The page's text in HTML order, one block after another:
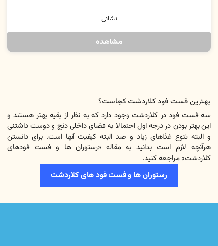
نشانی
مشاهده
بهترین فست فود کلاردشت کجاست؟
سه فست فود در کلاردشت وجود دارد که به نظر از بقیه بهتر هستند و
این بهتر بودن در درجه اول احتمالا به فضای داخلی دنج و دوست داشتنی
و البته تنوع غذاهای زیاد و صد البته کیفیت آنها است. برای دانستن
هرآنچه لازم است بدانید به مقاله «رستوران ها و فست فودهای
کلاردشت» مراجعه کنید.
رستوران ها و فست فود های کلاردشت